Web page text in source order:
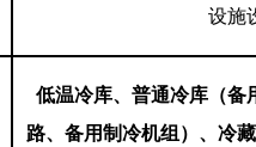
设施
低温冷库、普通冷库（备
路、备用制冷机组）、冷